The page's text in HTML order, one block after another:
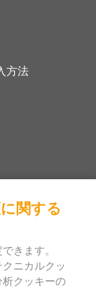
方法
関する
きます。
ニカルクッ
クッキーの